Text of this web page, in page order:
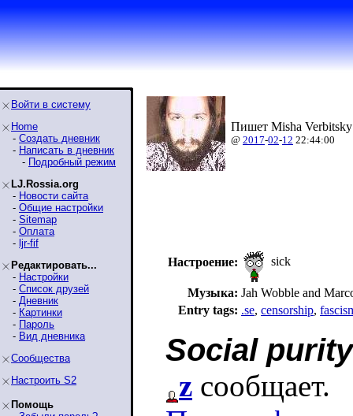
Войти в систему
Home
- Создать дневник
- Написать в дневник
- Подробный режим
LJ.Rossia.org
- Новости сайта
- Общие настройки
- Sitemap
- Оплата
- ljr-fif
Редактировать...
- Настройки
- Список друзей
- Дневник
- Картинки
- Пароль
- Вид дневника
Сообщества
Настроить S2
Помощь
Пишет Misha
@ 2017-02-12 22:44:00
Настроение: sick
Музыка: Jah Wobble and
Entry tags: .se, censorship,
Social
z сообщает.